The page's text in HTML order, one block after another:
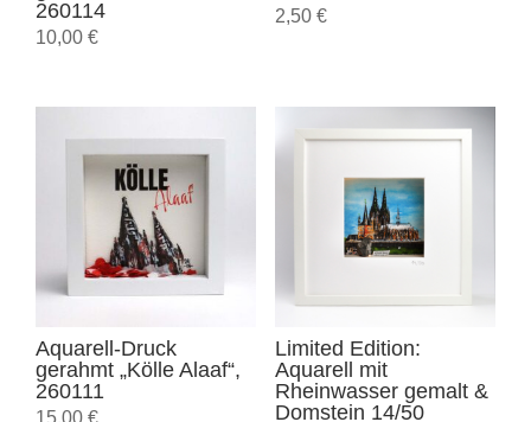
260114
10,00 €
2,50 €
Aquarell-Druck
gerahmt „Kölle Alaaf“,
260111
15,00 €
Limited Edition:
Aquarell mit
Rheinwasser gemalt &
Domstein 14/50